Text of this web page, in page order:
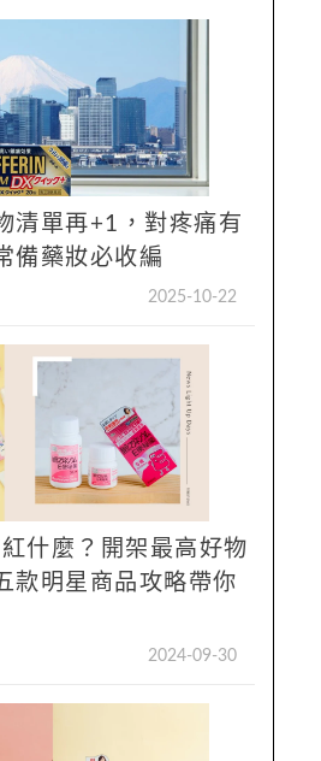
清單再+1，對疼痛有
備藥妝必收編
2025-10-22
什麼？開架最高好物
款明星商品攻略帶你
2024-09-30